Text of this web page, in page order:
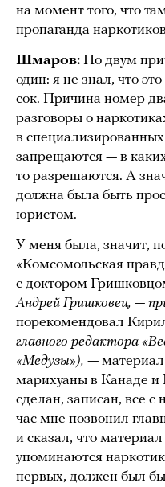
на момент того, что
пропаганда
Шмаров: По двум
один: я не знал, что
сок. Причина номер
разговоры о
в
запрещаются — в
то разрешаются. А
должна была быть
юристом.
У меня была, значит,
«Комсомольская
с доктором
Андрей Гришковец, —
порекомендовал
главного редактора
«Медузы»), — материал
марихуаны в Канаде и
сделан, записан, все
час мне позвонил
и сказал, что
упоминаются
первых, должен был